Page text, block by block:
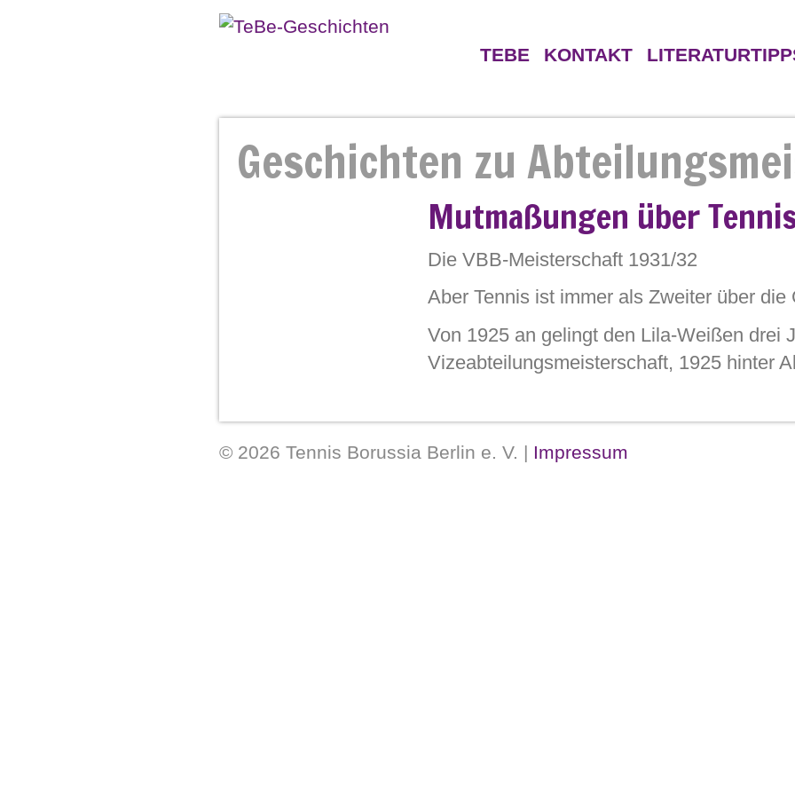
TEBE KONTAKT
Geschichten Gegner Verein
Persönlichkeiten
Geschichten zu
Mutmaßungen über
Die VBB-Meisterschaft 1931/32
Aber Tennis ist immer als Zweiter über die
Von 1925 an gelingt den Lila-Weißen drei
Vizeabteilungsmeisterschaft, 1925 hinter
zweigleisigen Berliner Oberliga in einer Abteilung mit Hertha
© 2026 Tennis Borussia Berlin e. V. | Impressum